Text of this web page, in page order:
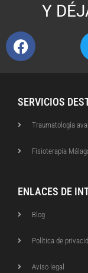
Y
SERVICIOS
Traumatología
Fisioterapia
ENLACES DE
Blog
Política de
Aviso legal